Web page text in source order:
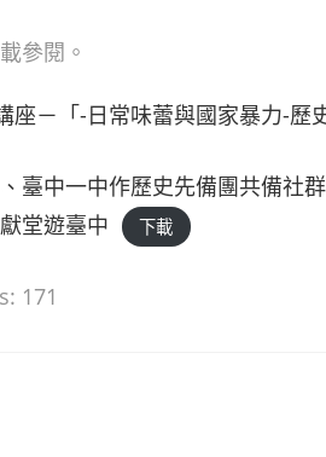
參閱。
座－「-日常味蕾與國家暴力-歷
臺中一中作歷史先備團共備社
堂遊臺中
下載
171